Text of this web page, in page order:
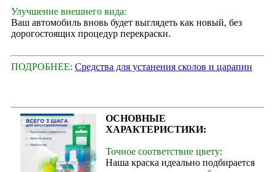
Улучшение внешнего вида:
Ваш автомобиль вновь будет выглядеть как новый, без
дорогостоящих процедур перекраски.
ПОДРОБНЕЕ: Средства для устанения сколов и царапин
ОСНОВНЫЕ
ХАРАКТЕРИСТИКИ:
Точное соответствие цвету:
Наша краска идеально подбирается